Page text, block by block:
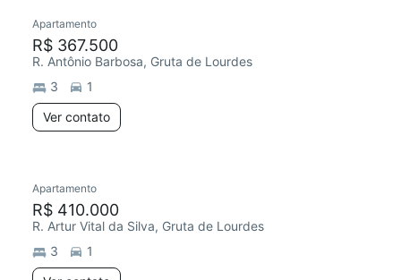
Apartamento
R$ 367.500
R. Antônio Barbosa, Gruta de Lourdes
3
1
Ver contato
Apartamento
R$ 410.000
R. Artur Vital da Silva, Gruta de Lourdes
3
1